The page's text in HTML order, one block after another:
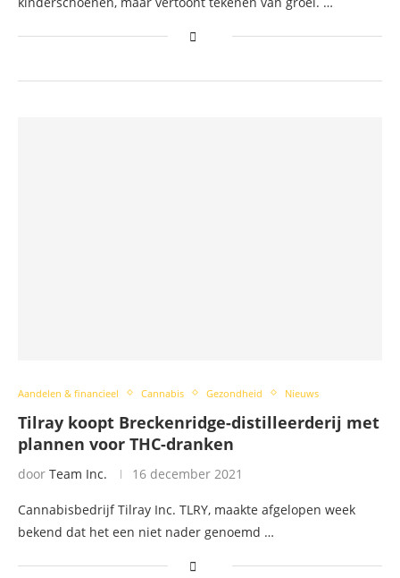
Aandelen & financieel Cannabis Gezondheid Nieuws
Tilray koopt Breckenridge-distilleerderij met
plannen voor THC-dranken
door Team Inc. 16 december 2021
Cannabisbedrijf Tilray Inc. TLRY, maakte afgelopen week
bekend dat het een niet nader genoemd …